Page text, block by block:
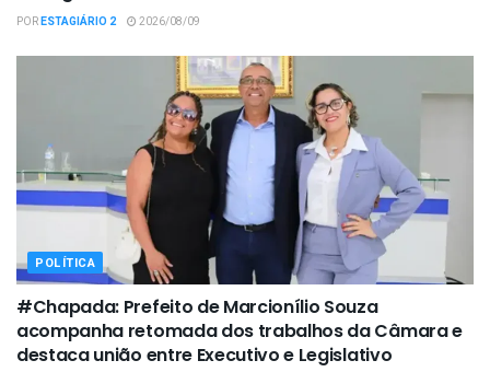
PORESTAGIÁRIO 2 2026/08/09
POLÍTICA
#Chapada: Prefeito de Marcionílio Souza
acompanha retomada dos trabalhos da Câmara e
destaca união entre Executivo e Legislativo